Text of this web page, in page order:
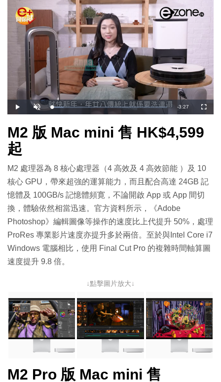
播
放
開
啟
效
載
入
:
1
0
剩
時
-3:27
全
螢
M2 版 Mac mini 售 HK$4,599
起
M2 處理器為 8 核心處理器（4 高效及 4 高效節能 ）及 10
核心 GPU，帶來超強的運算能力，而且配合高達 24GB 記
憶體及 100GB/s 記憶體頻寛，不論開啟 App 或 App 間切
換，體驗依然相當迅速。官方資料所示，《Adobe
Photoshop》編輯圖像等操作的速度比上代提升 50%，處理
ProRes 專業影片速度亦提升多於兩倍。至於與Intel Core i7
Windows 電腦相比，使用 Final Cut Pro 的複雜時間軸算圖
速度提升 9.8 倍。
↓點擊圖片放大↓
M2 Pro 版 Mac mini 售